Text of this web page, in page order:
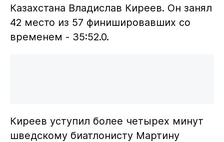
Казахстана Владислав Киреев. Он занял
42 место из 57 финишировавших со
временем - 35:52.0.
Киреев уступил более четырех минут
шведскому биатлонисту Мартину